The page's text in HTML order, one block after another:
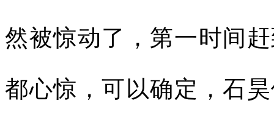
然被惊动了，第一时间
都心惊，可以确定，石